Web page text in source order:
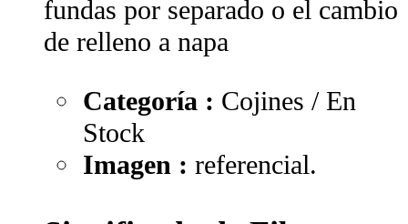
fundas por separado o el cambio
de relleno a napa
Categoría : Cojines / En
Stock
Imagen : referencial.